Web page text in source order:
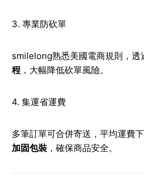
3. 專業防砍單
smilelong熟悉美國電商規則，透
程 ，大幅降低砍單風險。
4. 集運省運費
多筆訂單可合併寄送，平均運費
加固包裝 ，確保商品安全。